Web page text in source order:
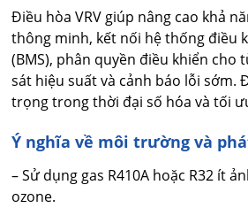
Điều hòa VRV giúp nâng cao khả
thông minh, kết nối hệ thống điều
(BMS), phân quyền điều khiển cho
sát hiệu suất và cảnh báo lỗi sớm.
trọng trong thời đại số hóa và tối
Ý nghĩa về môi trường và
– Sử dụng gas R410A hoặc R32 ít
ozone.